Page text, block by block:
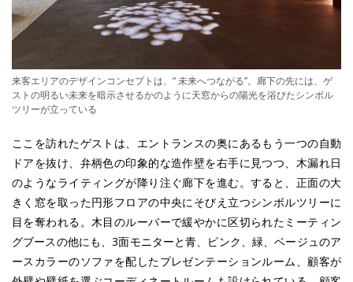
来客エリアのデザインコンセプトは、“ 未来へつながる”。廊下の先には、ゲ
ストの明るい未来を暗示させるかのように天窓からの陽光を浴びたシンボル
ツリーが立っている
ここを訪れたゲストは、エントランスの奥にあるもう一つの自動
ドアを抜け、弁柄色の印象的な造作壁を右手に見つつ、木漏れ日
のようなライティングが降り注ぐ廊下を進む。すると、正面の大
きく窓を取った円形フロアの中央にそびえ立つシンボルツリーに
目を奪われる。木目のルーバーで緩やかに区切られたミーティン
グブースの他にも、3面モニターと青、ピンク、緑、ベージュのア
ースカラーのソファを配したプレゼンテーションルーム、顧客が